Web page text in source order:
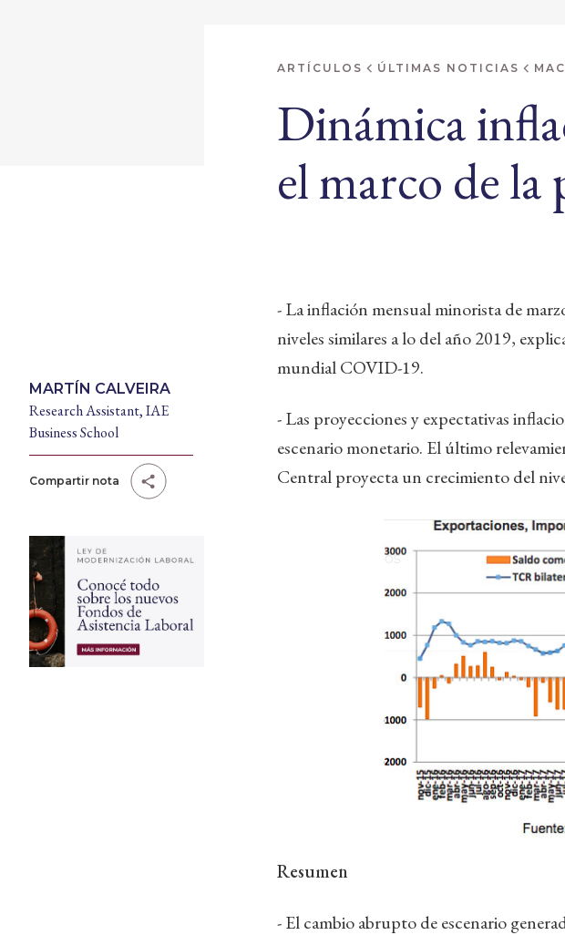
ARTÍCULOS ÚLTIMAS NOTICIAS
Dinámica
el marco de la
MARTÍN CALVEIRA
Research Assistant, IAE
Business School
Compartir nota
- La inflación mensual minorista de
niveles similares a lo del año 2019,
mundial COVID-19.
- Las proyecciones y expectativas
escenario monetario. El último
Central proyecta un crecimiento del
Resumen
- El cambio abrupto de escenario